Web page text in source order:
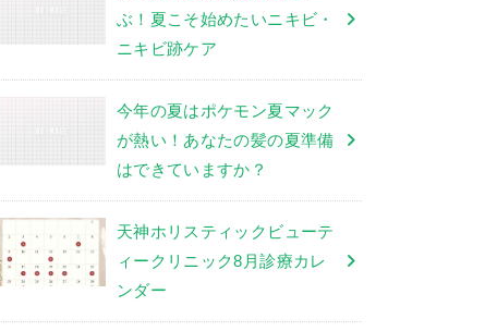
ぶ！夏こそ始めたいニキビ・
ニキビ跡ケア
今年の夏はポケモン夏マック
が熱い！あなたの髪の夏準備
はできていますか？
天神ホリスティックビューテ
ィークリニック8月診療カレ
ンダー